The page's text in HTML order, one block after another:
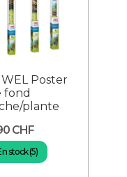
Poster
fond
plante
CHF
stock (5)